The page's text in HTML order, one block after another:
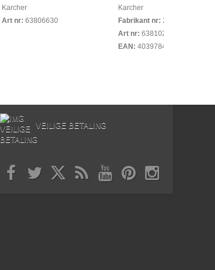
Karcher
Art nr: 63806630
Karcher
Fabrikant nr: 26417100
Art nr: 63810200
EAN: 4039784296244
VEILIGE BETALING